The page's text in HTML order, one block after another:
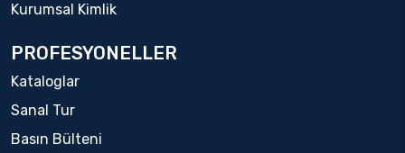
Kurumsal Kimlik
PROFESYONELLER
Kataloglar
Sanal Tur
Basın Bülteni